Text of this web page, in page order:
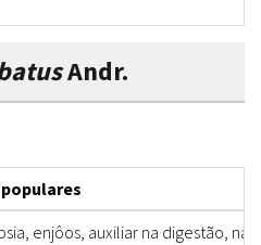
Andr.
enjôos, auxiliar na digestão,